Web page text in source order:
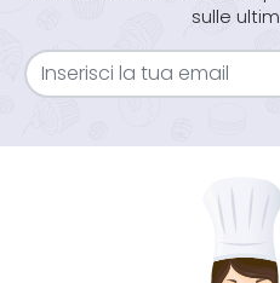
sulle